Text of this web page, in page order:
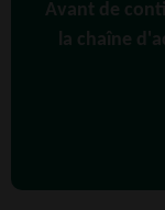
Avant de
la chaîne